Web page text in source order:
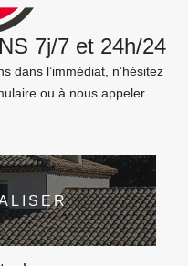
7j/7 et 24h/24
dans l’immédiat, n’hésitez
ou à nous appeler.